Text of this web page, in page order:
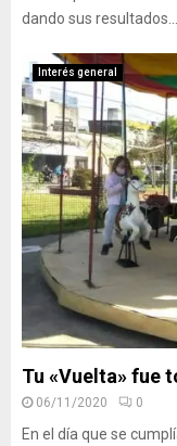
dando sus resultados...
Interés general
Tu «Vuelta» fue
06/11/2020 0
En el día que se